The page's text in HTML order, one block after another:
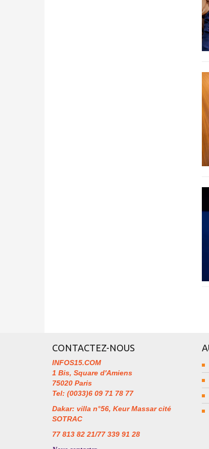
CONTACTEZ-NOUS
INFOS15.COM
1 Bis, Square d'Amiens
75020 Paris
Tel: (0033)6 09 71 78 77
Dakar: villa n°56, Keur Massar cité
SOTRAC
77 813 82 21/77 339 91 28